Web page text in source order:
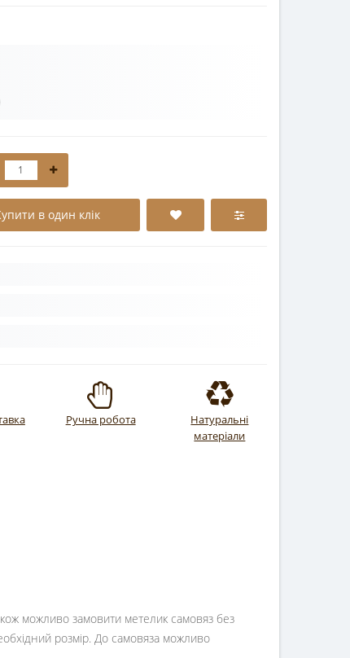
в один клік
Ручна робота
Натуральні
матеріали
можливо замовити метелик самовяз без
розмір. До самовяза можливо